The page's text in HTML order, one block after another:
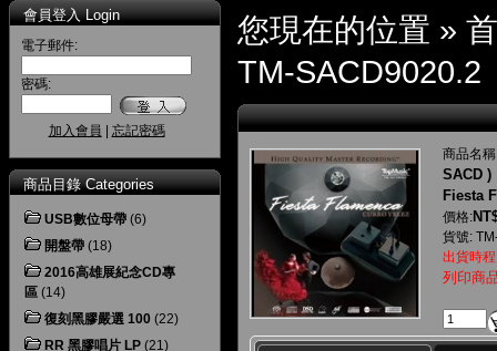
會員登入 Login
電子郵件:
密碼:
加入會員 忘記密碼
商品目錄 Categories
USB數位母帶 (6)
開盤帶 (18)
2016高雄展紀念CD專
區 (14)
復刻黑膠嚴選 100 (22)
RR 黑膠唱片 LP (21)
您現在的位置 »
TM-SACD9020.2
商品名
SACD )
Fiesta
價格:
貨號:
出貨時
列印商